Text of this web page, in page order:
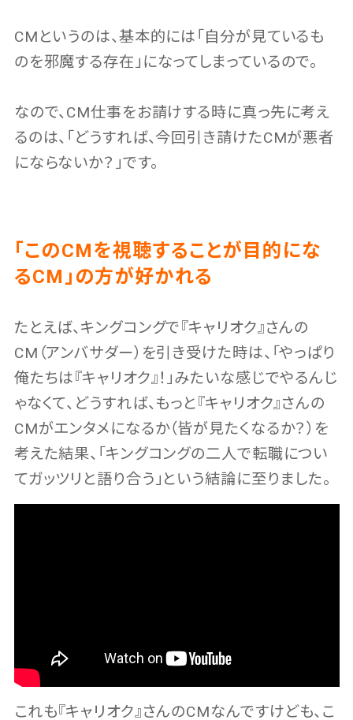
CMというのは、基本的には「自分が見ているも
のを邪魔する存在」になってしまっているので。
なので、CM仕事をお請けする時に真っ先に考え
るのは、「どうすれば、今回引き請けたCMが悪者
にならないか？」です。
「このCMを視聴することが目的にな
るCM」の方が好かれる
たとえば、キングコングで『キャリオク』さんの
CM（アンバサダー）を引き受けた時は、「やっぱり
俺たちは『キャリオク』！」みたいな感じでやるんじ
ゃなくて、どうすれば、もっと『キャリオク』さんの
CMがエンタメになるか（皆が見たくなるか？）を
考えた結果、「キングコングの二人で転職につい
てガッツリと語り合う」という結論に至りました。
これも『キャリオク』さんのCMなんですけども、こ